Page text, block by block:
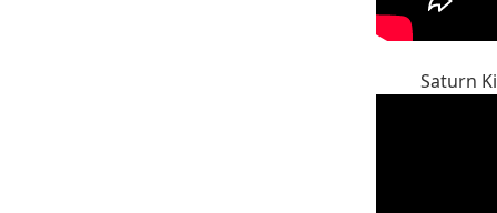
Saturn